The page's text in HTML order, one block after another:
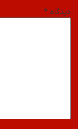
دیدگاه *